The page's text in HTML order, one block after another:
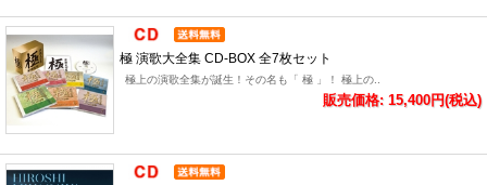
極 演歌大全集 CD-BOX 全7枚セット
極上の演歌全集が誕生！その名も「 極 」！ 極上の..
販売価格: 15,400円(税込)